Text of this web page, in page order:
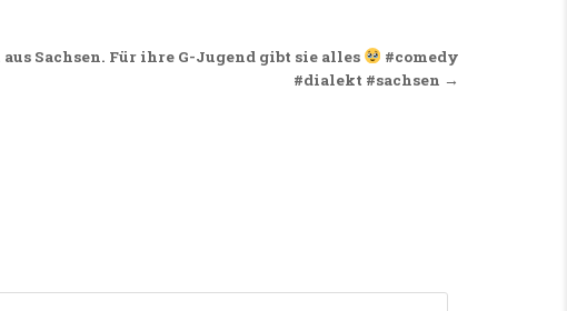
Sachsen. Für ihre G-Jugend gibt sie alles
#comedy
#dialekt #sachsen →